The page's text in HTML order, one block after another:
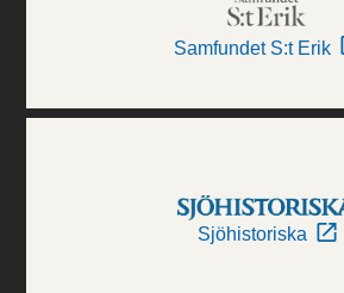
Samfundet S:t Erik
Sjöhistoriska